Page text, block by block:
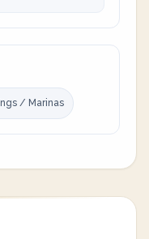
/ Marinas